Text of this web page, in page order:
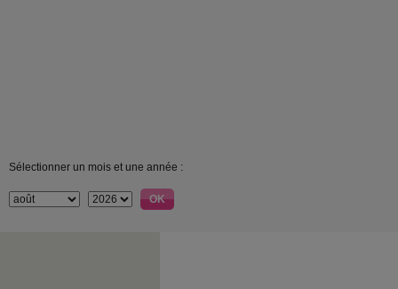
Sélectionner un mois et une année :